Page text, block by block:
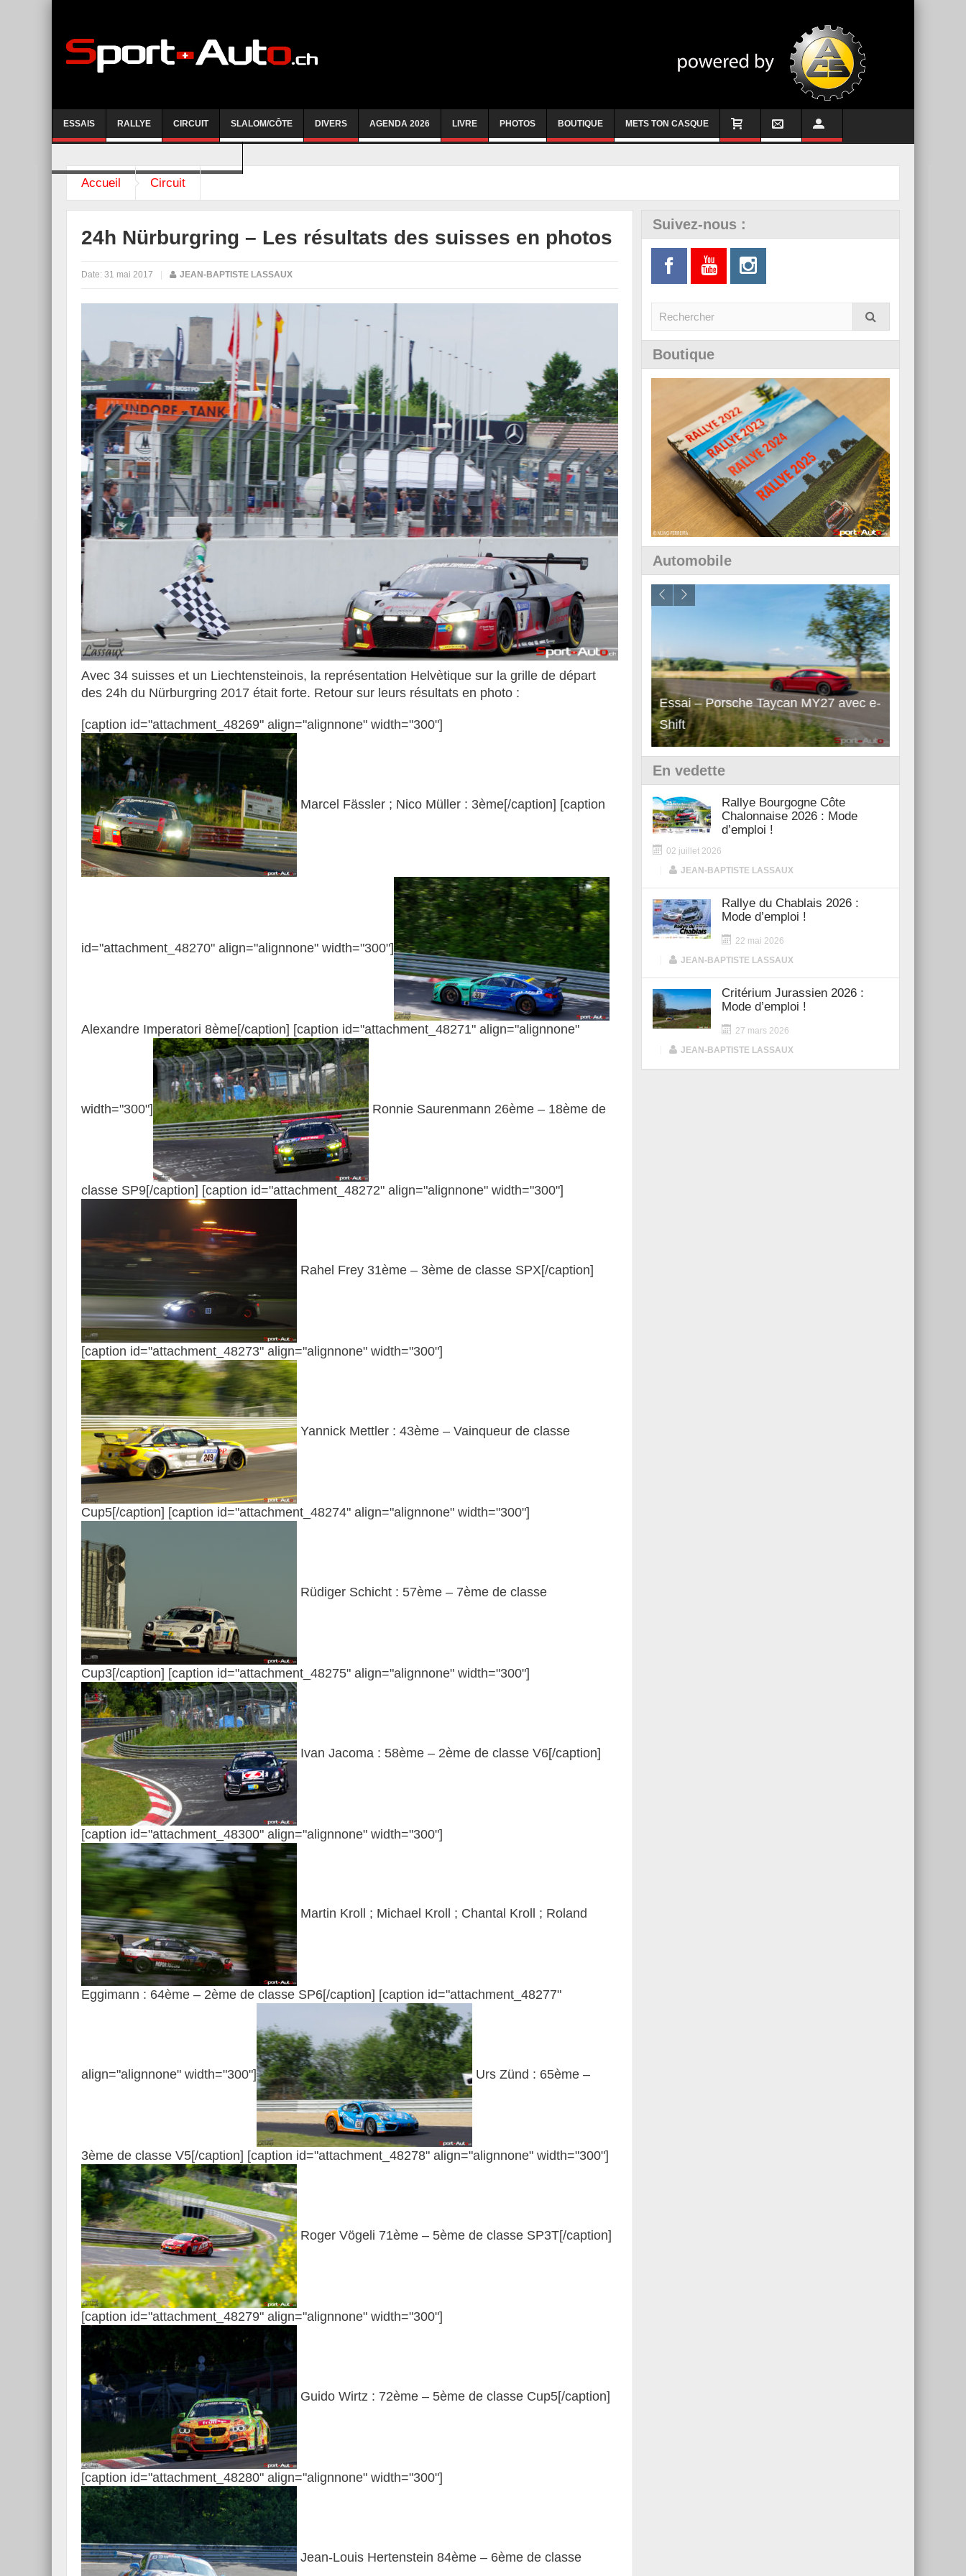
ESSAIS RALLYE CIRCUIT SLALOM/CÔTE DIVERS AGENDA 2026 LIVRE PHOTOS BOUTIQUE METS TON CASQUE
Accueil Circuit
24h Nürburgring – Les résultats des suisses en photos
Date: 31 mai 2017 JEAN-BAPTISTE LASSAUX
Avec 34 suisses et un Liechtensteinois, la représentation Helvètique sur la grille de départ
des 24h du Nürburgring 2017 était forte. Retour sur leurs résultats en photo :
[caption id="attachment_48269" align="alignnone" width="300"]
Marcel Fässler ; Nico Müller : 3ème[/caption] [caption
id="attachment_48270" align="alignnone" width="300"]
Alexandre Imperatori 8ème[/caption] [caption id="attachment_48271" align="alignnone"
width="300"] Ronnie Saurenmann 26ème – 18ème de
classe SP9[/caption] [caption id="attachment_48272" align="alignnone" width="300"]
Rahel Frey 31ème – 3ème de classe SPX[/caption]
[caption id="attachment_48273" align="alignnone" width="300"]
Yannick Mettler : 43ème – Vainqueur de classe
Cup5[/caption] [caption id="attachment_48274" align="alignnone" width="300"]
Rüdiger Schicht : 57ème – 7ème de classe
Cup3[/caption] [caption id="attachment_48275" align="alignnone" width="300"]
Ivan Jacoma : 58ème – 2ème de classe V6[/caption]
[caption id="attachment_48300" align="alignnone" width="300"]
Martin Kroll ; Michael Kroll ; Chantal Kroll ; Roland
Eggimann : 64ème – 2ème de classe SP6[/caption] [caption id="attachment_48277"
align="alignnone" width="300"] Urs Zünd : 65ème –
3ème de classe V5[/caption] [caption id="attachment_48278" align="alignnone" width="300"]
Roger Vögeli 71ème – 5ème de classe SP3T[/caption]
[caption id="attachment_48279" align="alignnone" width="300"]
Guido Wirtz : 72ème – 5ème de classe Cup5[/caption]
[caption id="attachment_48280" align="alignnone" width="300"]
Jean-Louis Hertenstein 84ème – 6ème de classe
Suivez-nous :
Boutique
Automobile
Découverte de la nouvelle Ferrari
12Cilindri Manuale
Essai – Porsche Taycan MY27 avec e-
Shift
Découverte de la Porsche Taycan
Turbo GT Manthey
En vedette
Rallye Bourgogne Côte
Chalonnaise 2026 : Mode
d’emploi !
02 juillet 2026
JEAN-BAPTISTE LASSAUX
Rallye du Chablais 2026 :
Mode d’emploi !
22 mai 2026
JEAN-BAPTISTE LASSAUX
Critérium Jurassien 2026 :
Mode d’emploi !
27 mars 2026
JEAN-BAPTISTE LASSAUX